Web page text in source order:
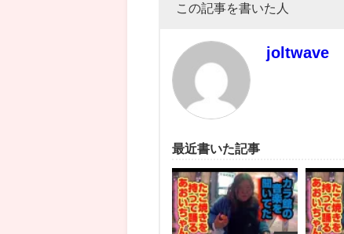
この記事を書いた人
joltwave
最近書いた記事